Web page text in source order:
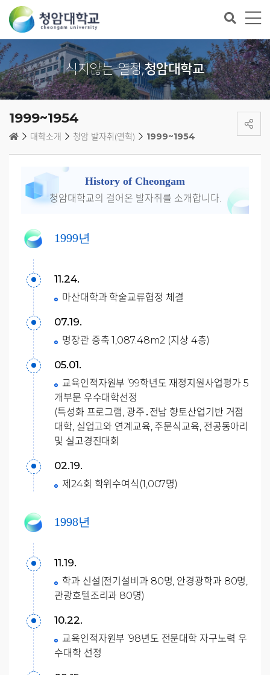
식지않는 열정,청암대학교
1999~1954
대학소개 청암 발자취(연혁) 1999~1954
History of Cheongam
청암대학교의 걸어온 발자취를 소개합니다.
1999년
11.24.
마산대학과 학술교류협정 체결
07.19.
명장관 증축 1,087.48m2 (지상 4층)
05.01.
교육인적자원부 ’99학년도 재정지원사업평가 5
개부문 우수대학선정
(특성화 프로그램, 광주․전남 향토산업기반 거점
대학, 실업고와 연계교육, 주문식교육, 전공동아리
및 실고경진대회
02.19.
제24회 학위수여식(1,007명)
1998년
11.19.
학과 신설(전기설비과 80명, 안경광학과 80명,
관광호텔조리과 80명)
10.22.
교육인적자원부 ’98년도 전문대학 자구노력 우
수대학 선정